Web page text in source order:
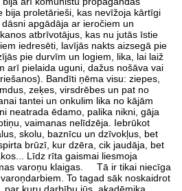
bija proletārieši, kas nevīžoja kārtīgi
apgādāja ar ieročiem un
atbrīvotājus, kas nu jutās īstie
iedresēti, lavījās nakts aizsegā pie
pie durvīm un logiem, lika, lai laiž
arī pielaida uguni, dažus nošāva vai
Bandīti ņēma visu: ziepes,
zeķes, virsdrēbes un pat no
tantei un onkulim lika no kājām
neatrada ēdamo, palika nikni, gāja
vaimanas nelīdzēja. Iebrūkot
skolu, baznīcu un dzīvokļus, bet
brūzī, kur dzēra, cik jaudāja, bet
Līdz rīta gaismai liesmoja
varoņu klaigas. Tā ir tikai niecīga
To tagad sāk noskaidrot